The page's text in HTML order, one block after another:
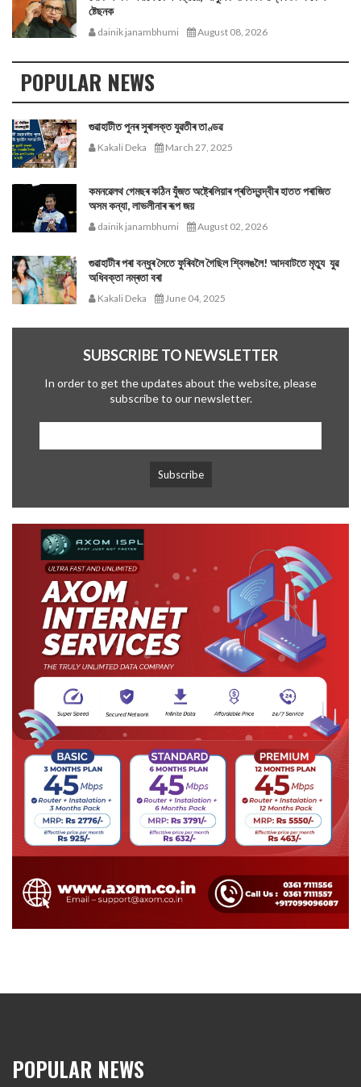
ষ্টেছনক
dainik janambhumi August 08, 2026
POPULAR NEWS
গুৱাহাটীত পুনৰ সুৰাসক্ত যুৱতীৰ তাণ্ডৱ
Kakali Deka March 27, 2025
কমনৱেলথ গেমছৰ কঠিন যুঁজত অষ্ট্ৰেলিয়াৰ প্ৰতিদ্বন্দ্বীৰ হাতত পৰাজিত
অসম কন্যা, লাভলীনাৰ ৰূপ জয়
dainik janambhumi August 02, 2026
গুৱাহাটীৰ পৰা বন্ধুৰ সৈতে ফুৰিবলৈ গৈছিল শ্বিলঙলৈ! আদবাটতে মৃত্যু যুৱ
অধিবক্তা নম্ৰতা বৰা
Kakali Deka June 04, 2025
SUBSCRIBE TO NEWSLETTER
In order to get the updates about the website, please
subscribe to our newsletter.
POPULAR NEWS